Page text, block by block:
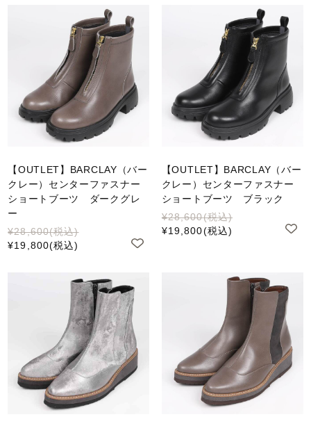
【OUTLET】BARCLAY（バー
クレー）センターファスナー
ショートブーツ ダークグレ
ー
¥28,600(税込)
¥19,800(税込)
【OUTLET】BARCLAY（バー
クレー）センターファスナー
ショートブーツ ブラック
¥28,600(税込)
¥19,800(税込)